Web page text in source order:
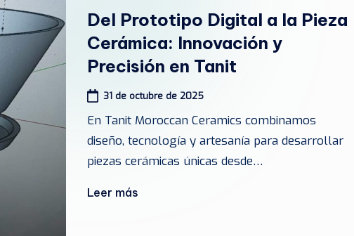
Del Prototipo Digital a la Pieza
Cerámica: Innovación y
Precisión en Tanit
31 de octubre de 2025
En Tanit Moroccan Ceramics combinamos
diseño, tecnología y artesanía para desarrollar
piezas cerámicas únicas desde…
Leer más